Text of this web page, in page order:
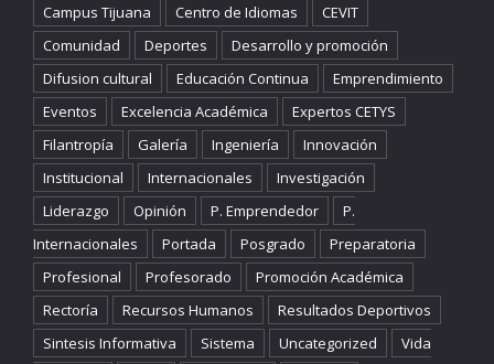
Campus Tijuana
Centro de Idiomas
CEVIT
Comunidad
Deportes
Desarrollo y promoción
Difusion cultural
Educación Continua
Emprendimiento
Eventos
Excelencia Académica
Expertos CETYS
Filantropía
Galería Ingeniería
Innovación
Institucional
Internacionales
Investigación
Liderazgo
Opinión P. Emprendedor
P.
Internacionales
Portada Posgrado
Preparatoria
Profesional
Profesorado
Promoción Académica
Rectoría
Recursos Humanos
Resultados Deportivos
Sintesis Informativa
Sistema Uncategorized
Vida